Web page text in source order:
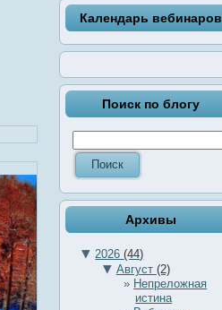
Календарь вебинаров
Поиск по блогу
Архивы
▼ 2026(44)
▼ Август (2)
Непреложная
истина